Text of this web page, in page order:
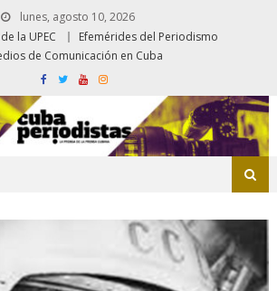
lunes, agosto 10, 2026
la UPEC
Efemérides del Periodismo
de Comunicación en Cuba